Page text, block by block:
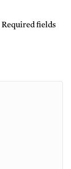
Required fields